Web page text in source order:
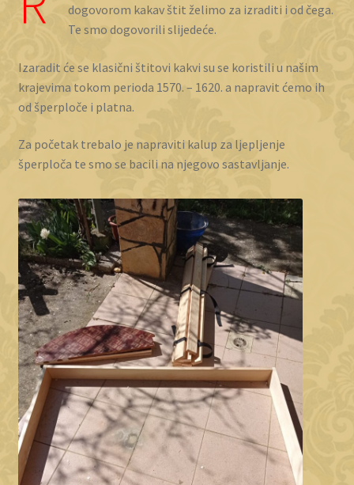
dogovorom kakav štit želimo za izraditi i od čega.
Te smo dogovorili slijedeće.
Izaradit će se klasični štitovi kakvi su se koristili u našim
krajevima tokom perioda 1570. – 1620. a napravit ćemo ih
od šperploče i platna.
Za početak trebalo je napraviti kalup za ljepljenje
šperploča te smo se bacili na njegovo sastavljanje.